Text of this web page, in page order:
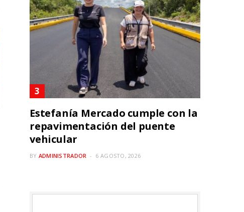
Estefanía Mercado cumple con la
repavimentación del puente
vehicular
BY ADMINISTRADOR 6 AGOSTO, 2026